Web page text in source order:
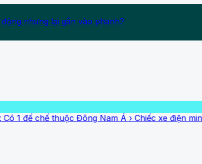
nhưng lại gắn vào phanh?
thuộc Đông Nam Á›Chiếc xe điện mini vừa ra